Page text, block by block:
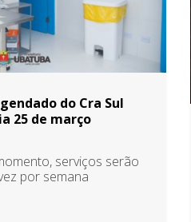
do Cra Sul
25 de março
serviços serão
por semana